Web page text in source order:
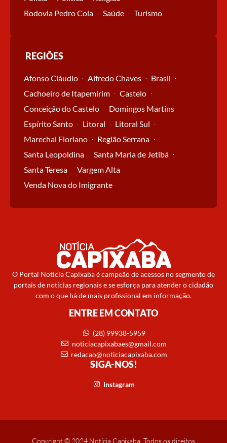
Rodovia Pedro Cola
Saúde Turismo
REGIÕES
Afonso Cláudio Alfredo Chaves
Brasil
Cachoeiro de Itapemirim
Castelo
Conceição do Castelo
Domingos Martins
Espírito Santo
Litoral
Litoral Sul
Marechal Floriano
Região Serrana
Santa Leopoldina
Santa Maria de Jetibá
Santa Teresa
Vargem Alta
Venda Nova do Imigrante
O Portal Notícia Capixaba é campeão de acessos no segmento de
portais de notícias regionais e se esforça para atender o cidadão
com o que há de mais profissional em informação.
ENTRE EM CONTATO
(28) 99938-5959
noticiacapixabaes@gmail.com
redacao@noticiacapixaba.com
SIGA-NOS!
Instagram
Copyright © 2024 Notícia Capixaba. Todos os direitos